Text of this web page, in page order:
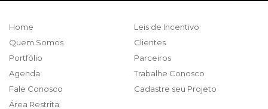
Home
Quem Somos
Portfólio
Leis de Incentivo
Clientes
Parceiros
Agenda
Fale Conosco
Área Restrita
Trabalhe Conosco
Cadastre seu Projeto